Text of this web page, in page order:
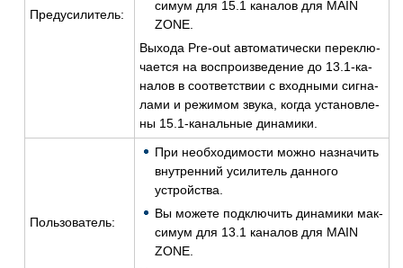
Преду­си­ли­тель:
си­мум для 15.1 ка­на­лов для MAIN
ZONE.
Вы­хо­да Pre-out ав­то­ма­ти­че­ски пе­ре­клю­
ча­ет­ся на вос­про­из­ве­де­ние до 13.1-ка­
на­лов в со­от­вет­ствии с вход­ны­ми сиг­на­
ла­ми и ре­жи­мом звука, когда уста­нов­ле­
ны 15.1-ка­наль­ные ди­на­ми­ки.
Поль­зо­ва­тель:
При необ­хо­ди­мо­сти можно на­зна­чить
внут­рен­ний уси­ли­тель дан­но­го
устрой­ства.
Вы мо­же­те под­клю­чить ди­на­ми­ки мак­
си­мум для 13.1 ка­на­лов для MAIN
ZONE.